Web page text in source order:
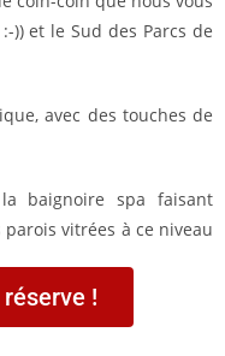
)) et le Sud des Parcs de
avec des touches de
baignoire spa faisant
vitrées à ce niveau
!